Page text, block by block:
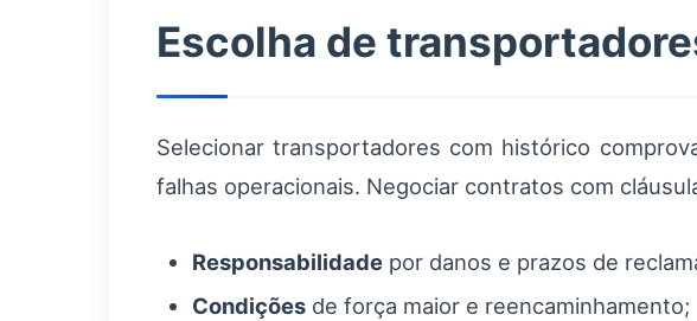
Escolha de
Selecionar transportadores com histórico
falhas operacionais. Negociar contratos com
Responsabilidade por danos e prazos de
Condições de força maior e reencaminhamento;